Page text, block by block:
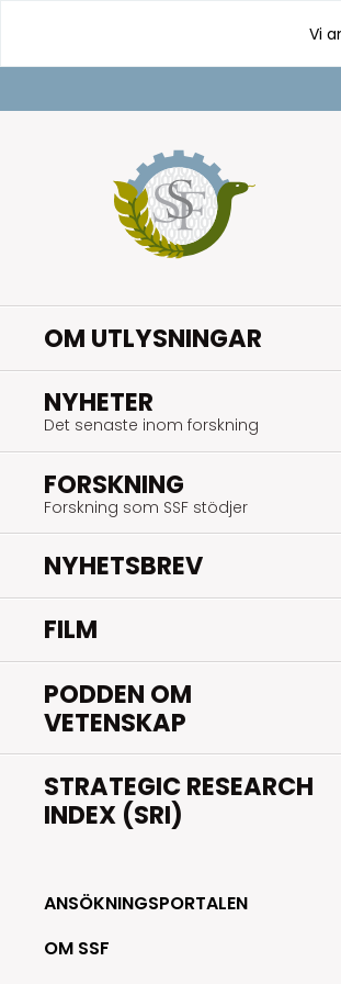
innehåll
Vi
OM UTLYSNINGAR
NYHETER
Det senaste inom forskning
FORSKNING
Forskning som SSF stödjer
NYHETSBREV
FILM
PODDEN OM
VETENSKAP
STRATEGIC RESEARCH
INDEX (SRI)
ANSÖKNINGSPORTALEN
OM SSF